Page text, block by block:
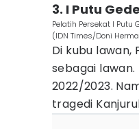
3. I Putu
Pelatih Persekat I Putu
(IDN Times/Doni
Di kubu lawan,
sebagai lawan.
2022/2023.
tragedi